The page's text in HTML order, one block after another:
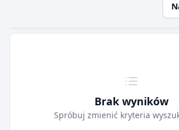
Brak wyników
Spróbuj zmienić kryteria